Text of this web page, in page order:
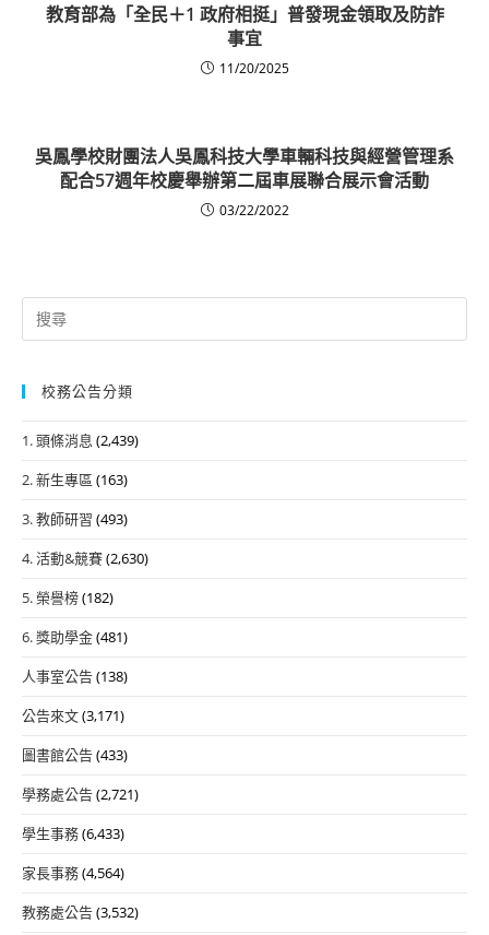
教育部為「全民＋1 政府相挺」普發現金領取及防詐
事宜
11/20/2025
吳鳳學校財團法人吳鳳科技大學車輛科技與經營管理系
配合57週年校慶舉辦第二屆車展聯合展示會活動
03/22/2022
Search
for:
校務公告分類
1. 頭條消息 (2,439)
2. 新生專區 (163)
3. 教師研習 (493)
4. 活動&競賽(2,630)
5. 榮譽榜(182)
6. 獎助學金(481)
人事室公告(138)
公告來文(3,171)
圖書館公告(433)
學務處公告(2,721)
學生事務(6,433)
家長事務(4,564)
教務處公告(3,532)